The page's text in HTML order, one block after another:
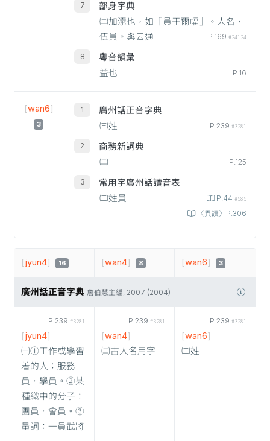
部身字典
㈡加添也，如「員于爾幅」。人名，
伍員。與云通
P.169 #24124
粵音韻彙
益也
P.16
[wan6]
3
廣州話正音字典
㈢姓
P.239 #3281
商務新詞典
㈡
P.125
常用字廣州話讀音表
㈢姓員
P.44 #585
〈異讀〉P.306
[jyun4] 16 [wan4] 8 [wan6] 3
廣州話正音字典 詹伯慧主編, 2007 (2004)
P.239 #3281
[jyun4]
㈠①工作或學習
着的人：服務
員．學員。②某
種織中的分子：
團員．會員。③
量詞：一員武將
P.239 #3281
[wan4]
㈡古人名用字
P.239 #3281
[wan6]
㈢姓